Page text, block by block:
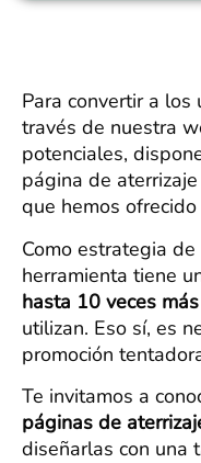
Para convertir a los
través de nuestra
potenciales,
página de
que hemos
Como estrategia
herramienta tiene
hasta 10 veces más
utilizan. Eso sí, es
promoción
Te invitamos a
páginas de
diseñarlas con una